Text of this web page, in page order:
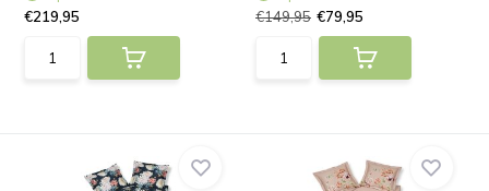
€219,95
€149,95 €79,95